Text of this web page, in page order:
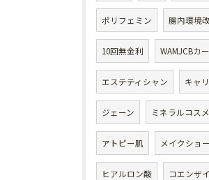
ポリフェミン 腸内環境
10回無金利 WAMJCBカ
エステティシャン キャ
ジェーン ミネラルコスメ
アトピー肌 メイクショー
ヒアルロン酸 コエンザ